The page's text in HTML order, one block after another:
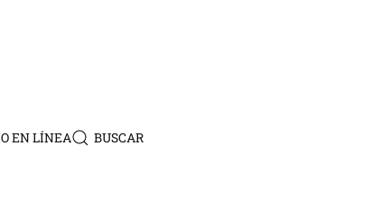
EN LÍNEA BUSCAR